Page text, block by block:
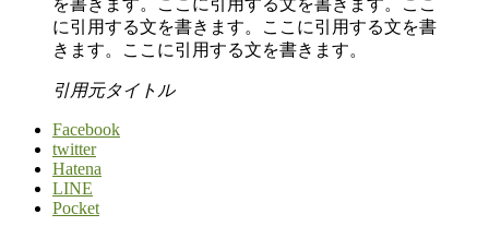
を書きます。ここに引用する文を書きます。ここ
に引用する文を書きます。ここに引用する文を書
きます。ここに引用する文を書きます。
引用元タイトル
Facebook
twitter
Hatena
LINE
Pocket